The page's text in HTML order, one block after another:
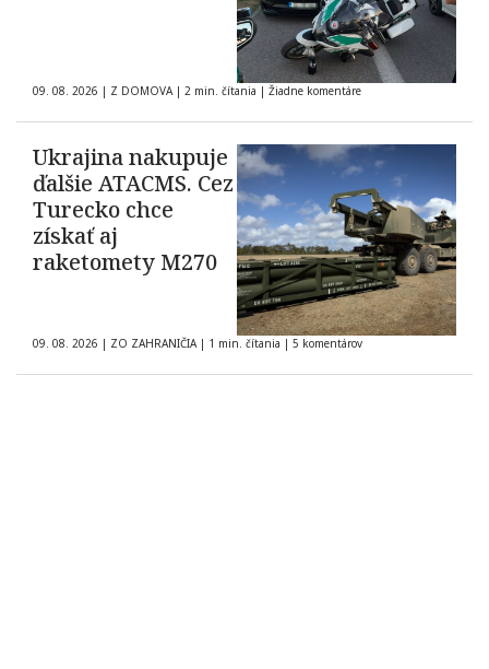
09. 08. 2026 | Z DOMOVA | 2 min. čítania | Žiadne komentáre
Ukrajina nakupuje
ďalšie ATACMS. Cez
Turecko chce
získať aj
raketomety M270
09. 08. 2026 | ZO ZAHRANIČIA | 1 min. čítania | 5 komentárov